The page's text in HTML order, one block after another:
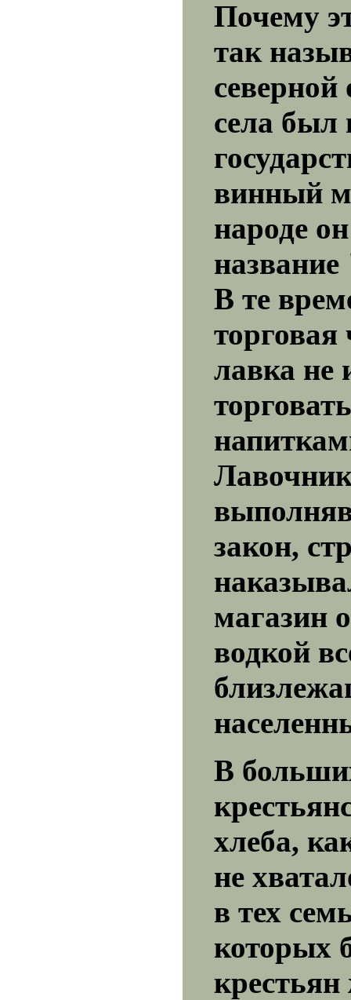
Почему
так
северной
села был
винный
народе
В те
торговая
лавка не
закон,
магазин
водкой
В
хлеба,
не
в тех
которых
крестьян